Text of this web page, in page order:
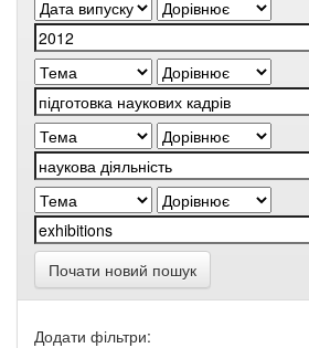
Почати новий пошук
Додати фільтри: